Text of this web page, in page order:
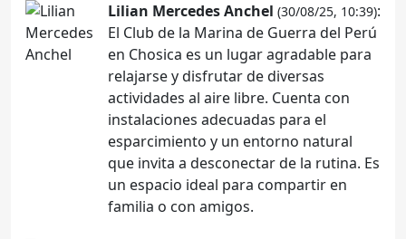
Lilian Mercedes Anchel (30/08/25, 10:39):
El Club de la Marina de Guerra del Perú
en Chosica es un lugar agradable para
relajarse y disfrutar de diversas
actividades al aire libre. Cuenta con
instalaciones adecuadas para el
esparcimiento y un entorno natural
que invita a desconectar de la rutina. Es
un espacio ideal para compartir en
familia o con amigos.